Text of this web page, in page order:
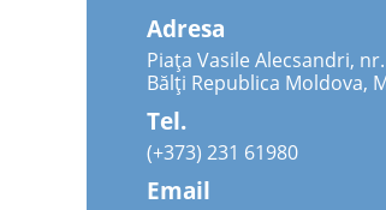
Adresa
Piața Vasile Alecsandri,
Bălți Republica Moldova,
Tel.
(+373) 231 61980
Email